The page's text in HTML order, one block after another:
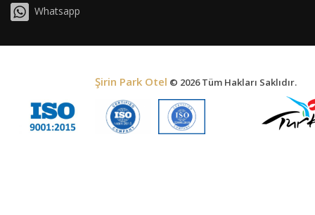
Whatsapp
Şirin Park Otel © 2026 Tüm Hakları Saklıdır.